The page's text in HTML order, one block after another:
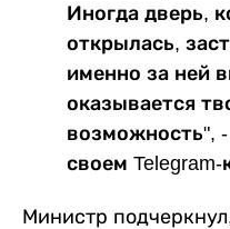
Иногда дверь,
открылась,
именно за ней
оказывается
возможность",
своем Telegram-
Министр